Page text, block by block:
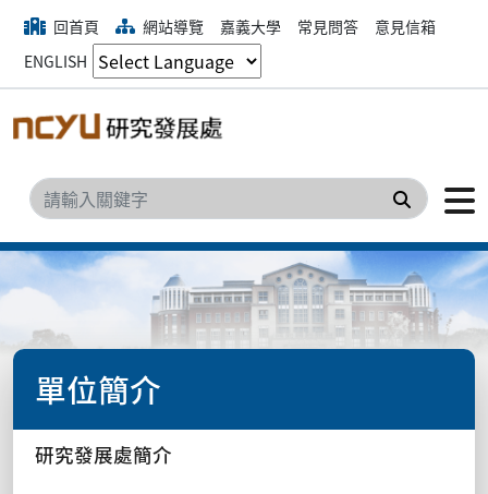
回首頁 網站導覽 嘉義大學 常見問答
意見信箱
ENGLISH
搜尋
單位簡介
研究發展處簡介